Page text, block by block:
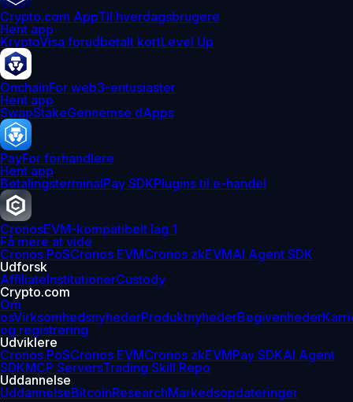
Crypto.com AppTil hverdagsbrugere
Hent app
KryptoVisa forudbetalt kortLevel Up
OnchainFor web3-entusiaster
Hent app
SwapStakeGennemse dApps
PayFor forhandlere
Hent app
BetalingsterminalPay SDKPlugins til e-handel
CronosEVM-kompatibelt lag 1
Få mere at vide
Cronos PoSCronos EVMCronos zkEVMAI Agent SDK
Udforsk
AffiliateInstitutionerCustody
Crypto.com
Om
osVirksomhedsnyhederProduktnyhederBegivenheder
og registrering
Udviklere
Cronos PoSCronos EVMCronos zkEVMPay SDKAI Agent
SDKMCP ServersTrading Skill Repo
Uddannelse
UddannelseBitcoinResearchMarkedsopdateringer